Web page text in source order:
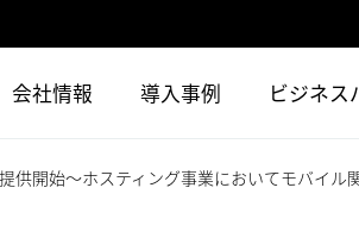
会社情報 導入事例 ビジネス
供開始～ホスティング事業においてモバイル